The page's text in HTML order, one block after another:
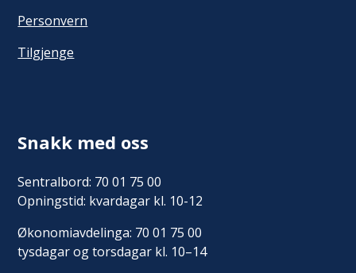
Personvern
Tilgjenge
Snakk med oss
Sentralbord: 70 01 75 00
Opningstid: kvardagar kl. 10-12
Økonomiavdelinga: 70 01 75 00
tysdagar og torsdagar kl. 10–14